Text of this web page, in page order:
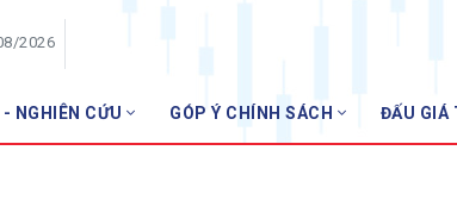
2026
NGHIÊN CỨU GÓP Ý CHÍNH SÁCH ĐẤU GIÁ